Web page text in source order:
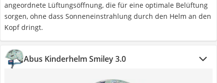
angeordnete Lüftungsöffnung, die für eine optimale Belüftung
sorgen, ohne dass Sonneneinstrahlung durch den Helm an den
Kopf dringt.
Abus Kinderhelm Smiley 3.0